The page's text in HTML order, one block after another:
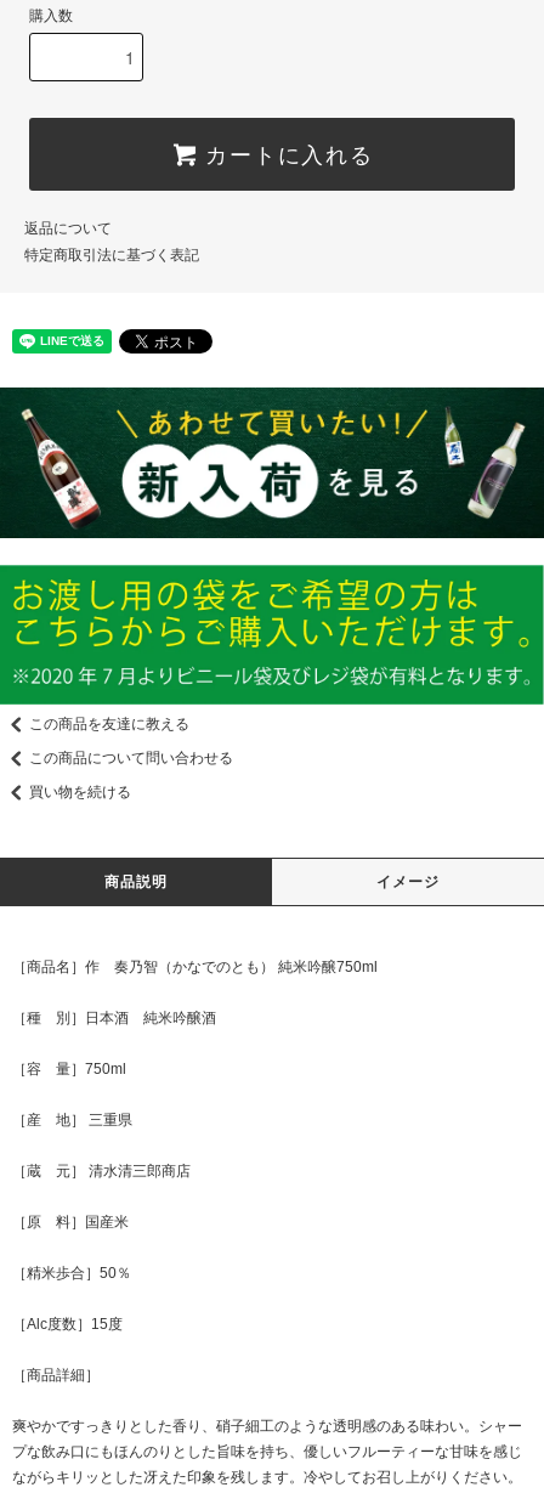
購入数
カートに入れる
返品について
特定商取引法に基づく表記
この商品を友達に教える
この商品について問い合わせる
買い物を続ける
商品説明 イメージ
［商品名］作 奏乃智（かなでのとも） 純米吟醸750ml
［種 別］日本酒 純米吟醸酒
［容 量］750ml
［産 地］ 三重県
［蔵 元］ 清水清三郎商店
［原 料］国産米
［精米歩合］50％
［Alc度数］15度
［商品詳細］
爽やかですっきりとした香り、硝子細工のような透明感のある味わい。シャー
プな飲み口にもほんのりとした旨味を持ち、優しいフルーティーな甘味を感じ
ながらキリッとした冴えた印象を残します。冷やしてお召し上がりください。